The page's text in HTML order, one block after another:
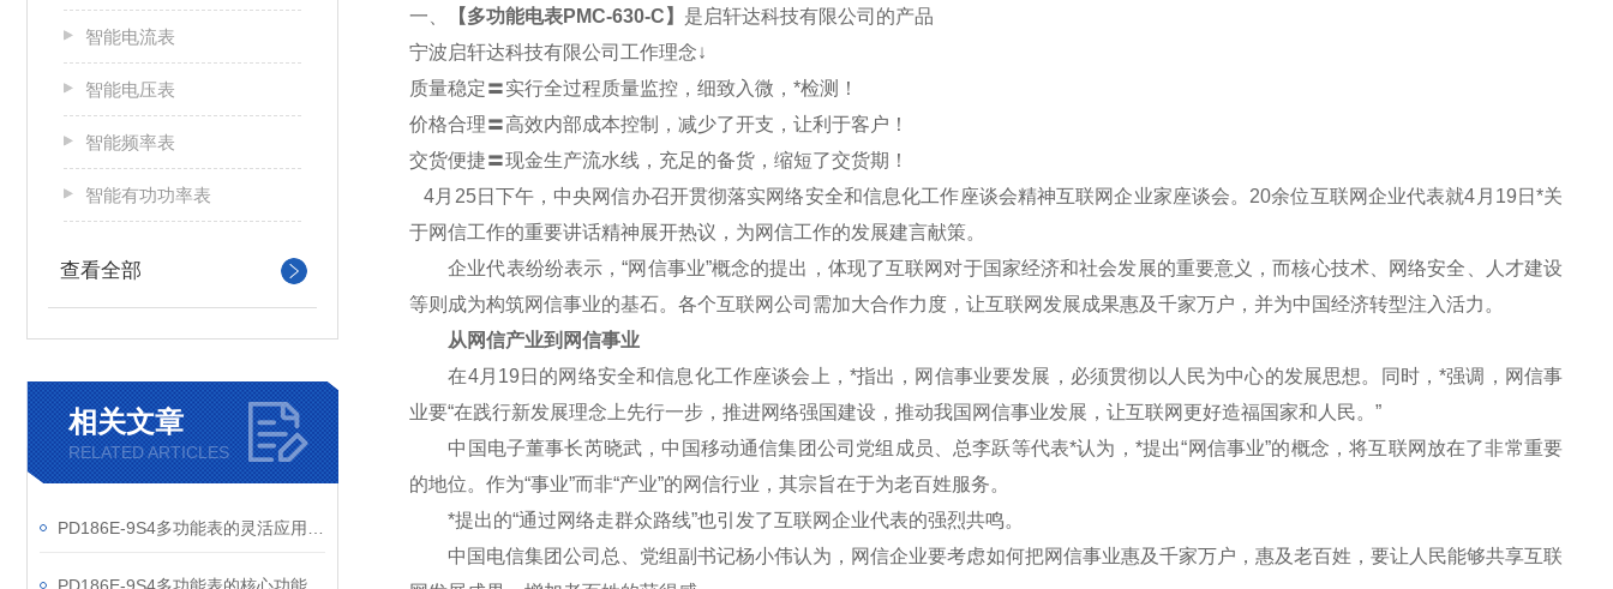
智能电流表
智能电压表
智能频率表
智能有功功率表
查看全部
相关文章
RELATED ARTICLES
一、 【多功能电表PMC-630-C 】 是启轩达科技有限公司的产品
宁波启轩达科技有限公司工作理念↓
质量稳定〓实行全过程质量监控，细致入微，*检测！
价格合理〓高效内部成本控制，减少了开支，让利于客户！
交货便捷〓现金生产流水线，充足的备货，缩短了交货期！
4月25日下午，中央网信办召开贯彻落实网络安全和信息化工作座谈会精神互联网企业家座谈会。20余位互联网企业代表就4月19日*关
于网信工作的重要讲话精神展开热议，为网信工作的发展建言献策。
企业代表纷纷表示，“网信事业”概念的提出，体现了互联网对于国家经济和社会发展的重要意义，而核心技术、网络安全、人才建设
等则成为构筑网信事业的基石。各个互联网公司需加大合作力度，让互联网发展成果惠及千家万户，并为中国经济转型注入活力。
从网信产业到网信事业
在4月19日的网络安全和信息化工作座谈会上，*指出，网信事业要发展，必须贯彻以人民为中心的发展思想。同时，*强调，网信事
业要“在践行新发展理念上先行一步，推进网络强国建设，推动我国网信事业发展，让互联网更好造福国家和人民。”
中国电子董事长芮晓武，中国移动通信集团公司党组成员、总李跃等代表*认为，*提出“网信事业”的概念，将互联网放在了非常重要
的地位。作为“事业”而非“产业”的网信行业，其宗旨在于为老百姓服务。
*提出的“通过网络走群众路线”也引发了互联网企业代表的强烈共鸣。
中国电信集团公司总、党组副书记杨小伟认为，网信企业要考虑如何把网信事业惠及千家万户，惠及老百姓，要让人民能够共享互联